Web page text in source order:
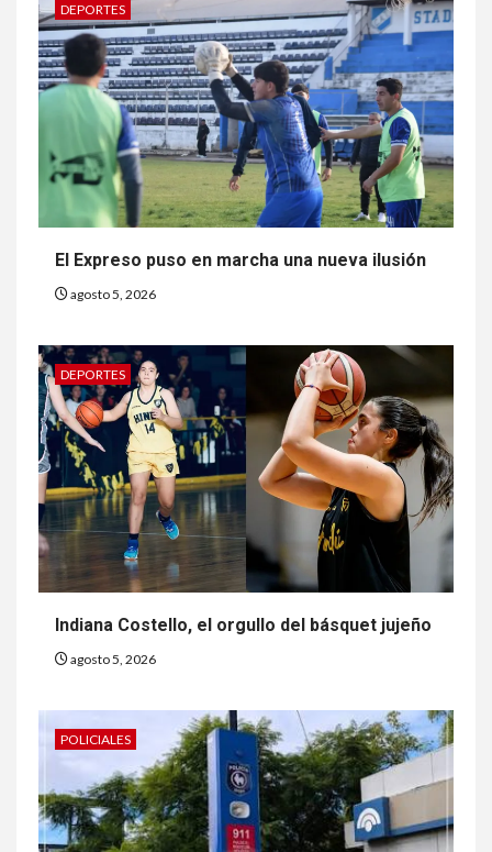
DEPORTES
El Expreso puso en marcha una nueva ilusión
agosto 5, 2026
DEPORTES
Indiana Costello, el orgullo del básquet jujeño
agosto 5, 2026
POLICIALES